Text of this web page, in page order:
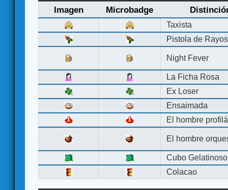
Imagen Microbadge
Taxista
Pistola de Rayos
Night Fever
La Ficha Rosa
Ex Loser
Ensaimada
El hombre
El hombre
Cubo Gelatinoso
Colacao